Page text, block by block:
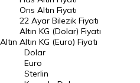
Döviz Kuru
Dolar Kuru
Euro Kuru
Pound Kuru
Altın
Ons Altın Fiyatı
22 Ayar Bilezik Fiyatı
Altın KG (Dolar) Fiyatı
Altın KG (Euro) Fiyatı
Dolar
Euro
Sterlin